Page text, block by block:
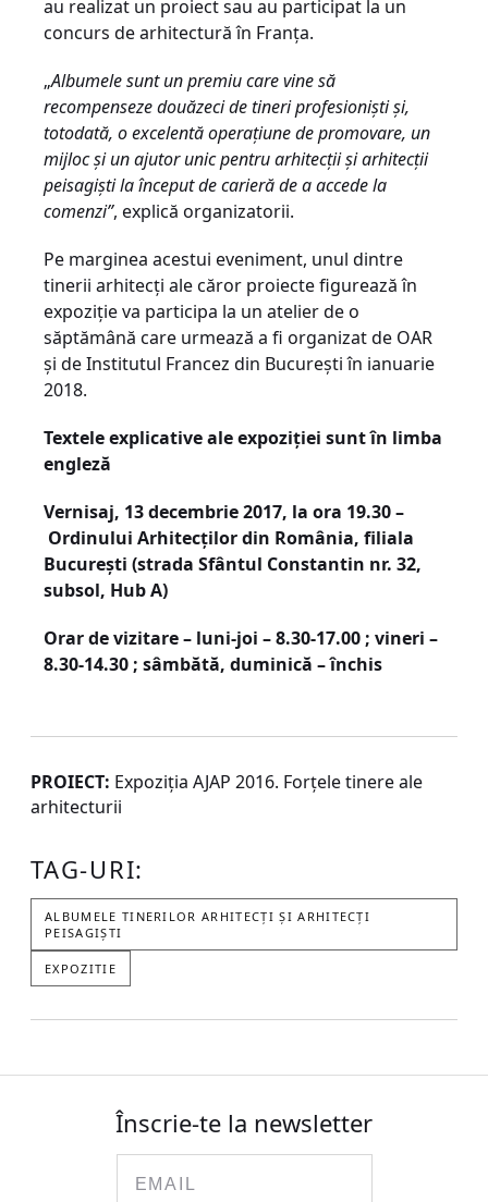
au realizat un proiect sau au participat la un
concurs de arhitectură în Franța.
„Albumele sunt un premiu care vine să
recompenseze douăzeci de tineri profesioniști și,
totodată, o excelentă operațiune de promovare, un
mijloc și un ajutor unic pentru arhitecții și arhitecții
peisagiști la început de carieră de a accede la
comenzi”, explică organizatorii.
Pe marginea acestui eveniment, unul dintre
tinerii arhitecți ale căror proiecte figurează în
expoziție va participa la un atelier de o
săptămână care urmează a fi organizat de OAR
și de Institutul Francez din București în ianuarie
2018.
Textele explicative ale expoziției sunt în limba
engleză
Vernisaj, 13 decembrie 2017, la ora 19.30 –
Ordinului Arhitecților din România, filiala
București (strada Sfântul Constantin nr. 32,
subsol, Hub A)
Orar de vizitare – luni-joi – 8.30-17.00 ; vineri –
8.30-14.30 ; sâmbătă, duminică – închis
PROIECT: Expoziția AJAP 2016. Forțele tinere ale
arhitecturii
TAG-URI:
ALBUMELE TINERILOR ARHITECȚI ȘI ARHITECȚI
PEISAGIȘTI
EXPOZITIE
Înscrie-te la newsletter